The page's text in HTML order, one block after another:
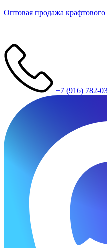
Оптовая продажа крафтового
+7 (916) 782-